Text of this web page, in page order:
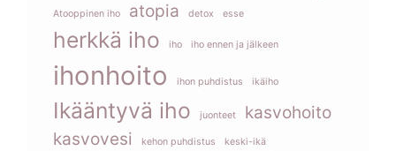
Atooppinen iho atopia detox esse
herkkä iho iho iho ennen ja jälkeen
ihonhoito ihon puhdistus ikäiho
Ikääntyvä iho juonteet
kasvohoito
kasvovesi
kehon puhdistus keski-ikä